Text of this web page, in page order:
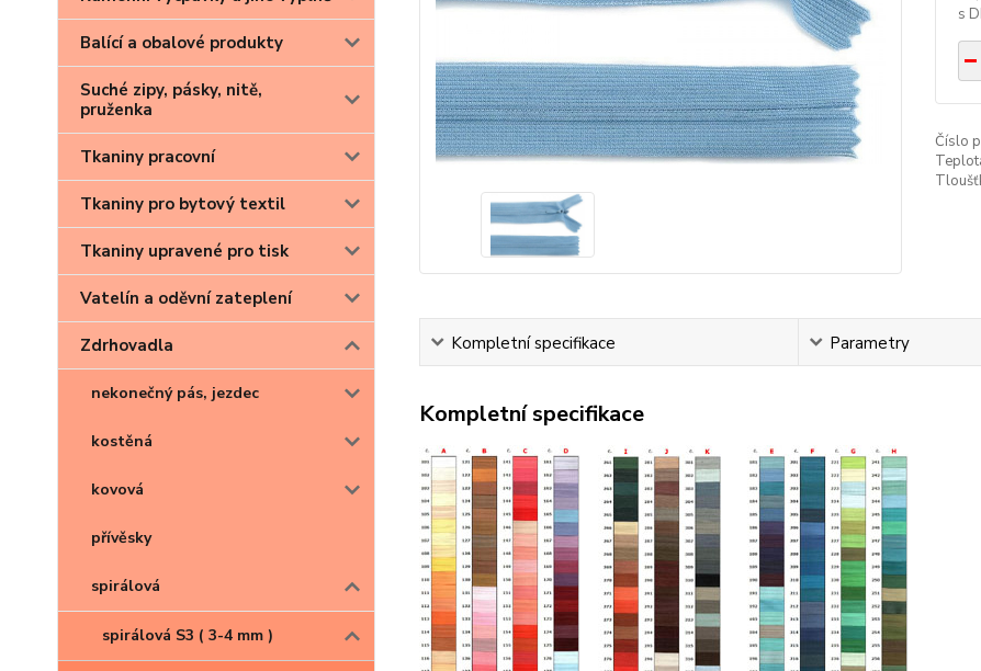
Balící a obalové produkty
Suché zipy, pásky, nitě,
pruženka
Tkaniny pracovní
Tkaniny pro bytový textil
Tkaniny upravené pro tisk
Vatelín a oděvní zateplení
Zdrhovadla
nekonečný pás, jezdec
kostěná
kovová
přívěsky
spirálová
spirálová S3 ( 3-4 mm )
Číslo
Kompletní specifikace Parametry
Kompletní specifikace